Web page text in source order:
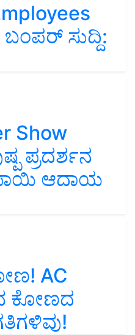
ಸುದ್ದಿ:
Show
ಪ್ರದರ್ಶನ
ಆದಾಯ
AC
ಕೋಣದ